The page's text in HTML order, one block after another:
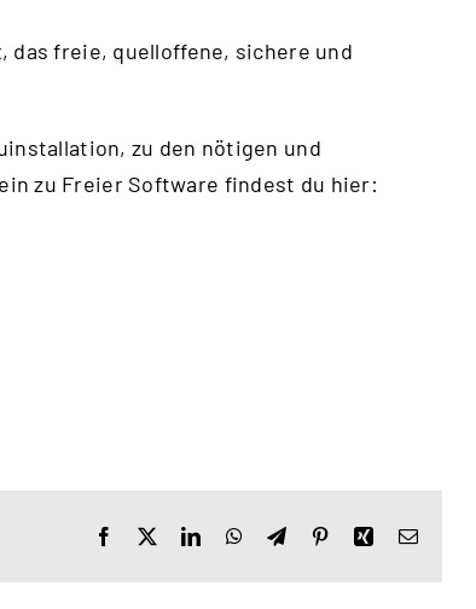
freie, quelloffene, sichere und
zu den nötigen und
zu Freier Software findest du hier:
Facebook LinkedInWhatsApp
TelegramPinterestXingE-